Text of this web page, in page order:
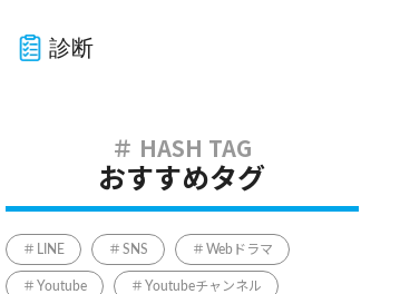
診断
おすすめタグ
LINE SNS Webドラマ
Youtube Youtubeチャンネル